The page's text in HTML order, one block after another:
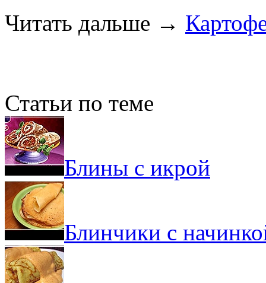
Читать дальше →
Статьи по теме
Блины с икрой
Блинчики с